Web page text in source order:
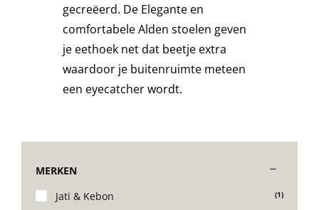
Bijzettafels
gecreëerd. De Elegante en
comfortabele Alden stoelen geven
je eethoek net dat beetje extra
waardoor je buitenruimte meteen
een eyecatcher wordt.
MERKEN
Jati & Kebon
(1)